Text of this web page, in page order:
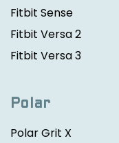
Fitbit Sense
Fitbit Versa 2
Fitbit Versa 3
Polar
Polar Grit X